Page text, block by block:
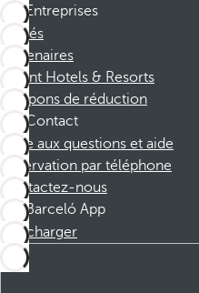
Entreprises
Affiliés
Partenaires
Dorint Hotels & Resorts
Coupons de réduction
Contact
Foire aux questions et aide
Réservation par téléphone
Contactez-nous
Barceló App
Télécharger